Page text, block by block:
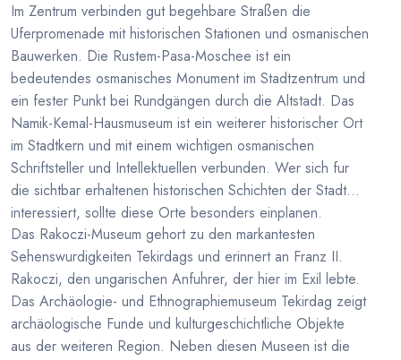
Im Zentrum verbinden gut begehbare Straßen die
Uferpromenade mit historischen Stationen und osmanischen
Bauwerken. Die Rustem-Pasa-Moschee ist ein
bedeutendes osmanisches Monument im Stadtzentrum und
ein fester Punkt bei Rundgängen durch die Altstadt. Das
Namik-Kemal-Hausmuseum ist ein weiterer historischer Ort
im Stadtkern und mit einem wichtigen osmanischen
Schriftsteller und Intellektuellen verbunden. Wer sich fur
die sichtbar erhaltenen historischen Schichten der Stadt
interessiert, sollte diese Orte besonders einplanen.
Das Rakoczi-Museum gehort zu den markantesten
Sehenswurdigkeiten Tekirdags und erinnert an Franz II.
Rakoczi, den ungarischen Anfuhrer, der hier im Exil lebte.
Das Archäologie- und Ethnographiemuseum Tekirdag zeigt
archäologische Funde und kulturgeschichtliche Objekte
aus der weiteren Region. Neben diesen Museen ist die